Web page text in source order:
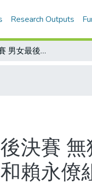
Research Outputs
全國軟網精英賽 男女最後決賽 無獨有偶都出現決勝局搶九 比數恰巧同為九比三 劉宏祐和賴永僚組稱雄 彭美園和彭惠珍雙彭聯手封后
決賽
賴永